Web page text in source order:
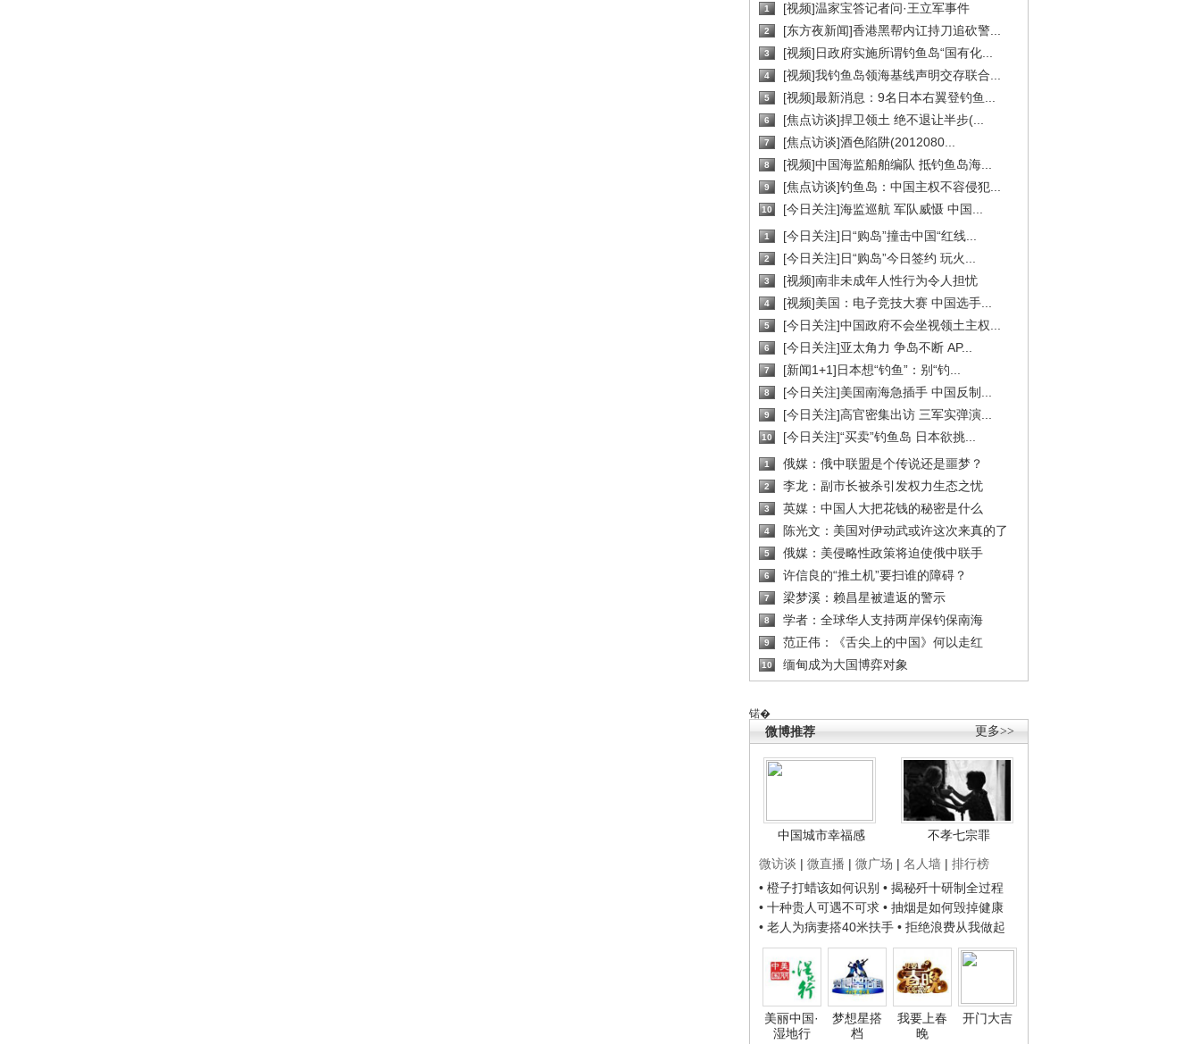
1 [视频]温家宝答记者问·王立军事件
2 [东方夜新闻]香港黑帮内讧持刀追砍警...
3 [视频]日政府实施所谓钓鱼岛“国有化...
4 [视频]我钓鱼岛领海基线声明交存联合...
5 [视频]最新消息：9名日本右翼登钓鱼...
6 [焦点访谈]捍卫领土 绝不退让半步(...
7 [焦点访谈]酒色陷阱(2012080...
8 [视频]中国海监船舶编队 抵钓鱼岛海...
9 [焦点访谈]钓鱼岛：中国主权不容侵犯...
10 [今日关注]海监巡航 军队威慑 中国...
1 [今日关注]日“购岛”撞击中国“红线...
2 [今日关注]日“购岛”今日签约 玩火...
3 [视频]南非未成年人性行为令人担忧
4 [视频]美国：电子竞技大赛 中国选手...
5 [今日关注]中国政府不会坐视领土主权...
6 [今日关注]亚太角力 争岛不断 AP...
7 [新闻1+1]日本想“钓鱼”：别“钓...
8 [今日关注]美国南海急插手 中国反制...
9 [今日关注]高官密集出访 三军实弹演...
10 [今日关注]“买卖”钓鱼岛 日本欲挑...
1 俄媒：俄中联盟是个传说还是噩梦？
2 李龙：副市长被杀引发权力生态之忧
3 英媒：中国人大把花钱的秘密是什么
4 陈光文：美国对伊动武或许这次来真的了
5 俄媒：美侵略性政策将迫使俄中联手
6 许信良的“推土机”要扫谁的障碍？
7 梁梦溪：赖昌星被遣返的警示
8 学者：全球华人支持两岸保钓保南海
9 范正伟：《舌尖上的中国》何以走红
10 缅甸成为大国博弈对象
锘�
更多>>
微博推荐
中国城市幸福感
不孝七宗罪
微访谈 | 微直播 | 微广场 | 名人墙 | 排行榜
• 橙子打蜡该如何识别 • 揭秘歼十研制全过程
• 十种贵人可遇不可求 • 抽烟是如何毁掉健康
• 老人为病妻搭40米扶手 • 拒绝浪费从我做起
美丽中国·
湿地行
梦想星搭
档
我要上春
晚
开门大吉